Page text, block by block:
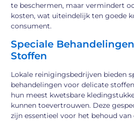
te beschermen, maar vermindert
kosten, wat uiteindelijk ten goede
consument.
Speciale
Stoffen
Lokale reinigingsbedrijven bieden
behandelingen voor delicate
hun meest kwetsbare
kunnen toevertrouwen. Deze
zijn essentieel voor het behoud